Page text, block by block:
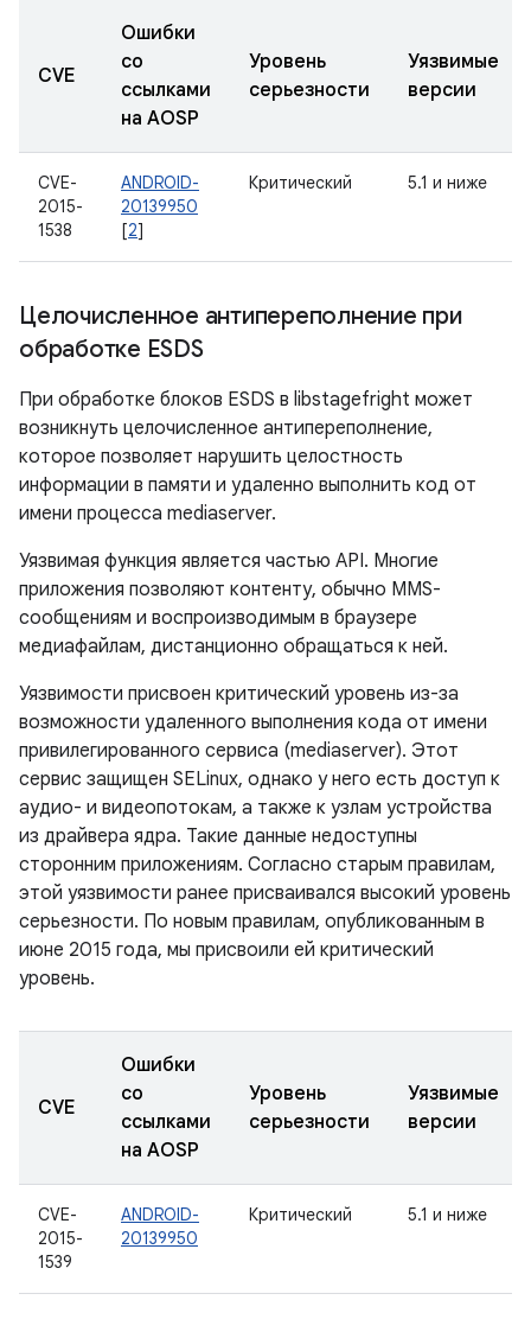
CVE
Ошибки
со
ссылками
на AOSP
Уровень
серьезности
Уязвимые
версии
CVE-
2015-
1538
ANDROID-
20139950
[2]
Критический 5.1 и ниже
Целочисленное антипереполнение при
обработке ESDS
При обработке блоков ESDS в libstagefright может
возникнуть целочисленное антипереполнение,
которое позволяет нарушить целостность
информации в памяти и удаленно выполнить код от
имени процесса mediaserver.
Уязвимая функция является частью API. Многие
приложения позволяют контенту, обычно MMS-
сообщениям и воспроизводимым в браузере
медиафайлам, дистанционно обращаться к ней.
Уязвимости присвоен критический уровень из-за
возможности удаленного выполнения кода от имени
привилегированного сервиса (mediaserver). Этот
сервис защищен SELinux, однако у него есть доступ к
аудио- и видеопотокам, а также к узлам устройства
из драйвера ядра. Такие данные недоступны
сторонним приложениям. Согласно старым правилам,
этой уязвимости ранее присваивался высокий уровень
серьезности. По новым правилам, опубликованным в
июне 2015 года, мы присвоили ей критический
уровень.
CVE
Ошибки
со
ссылками
на AOSP
Уровень
серьезности
Уязвимые
версии
CVE-
2015-
1539
ANDROID-
20139950
Критический 5.1 и ниже